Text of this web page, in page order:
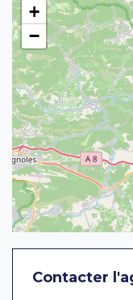
+
−
Contacter